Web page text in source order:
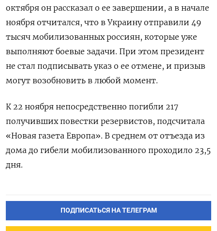
октября он рассказал о ее завершении, а в начале
ноября отчитался, что в Украину отправили 49
тысяч мобилизованных россиян, которые уже
выполняют боевые задачи. При этом президент
не стал подписывать указ о ее отмене, и призыв
могут возобновить в любой момент.
К 22 ноября непосредственно погибли 217
получивших повестки резервистов, подсчитала
«Новая газета Европа». В среднем от отъезда из
дома до гибели мобилизованного проходило 23,5
дня.
ПОДПИСАТЬСЯ НА ТЕЛЕГРАМ